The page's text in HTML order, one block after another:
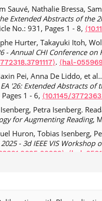
SSRN : Social Science
the Role of
IEEE Transactions of
accuracy tradeoff of
Interaction , 2018, 25 (5),
R Eagan, Eric Lecolinet.
Transactions on
très hauts revenus : des
⟨hal-02287026⟩
Rémi Sharrock, Alain
of Fitts' law does not
Sauvé, Nathalie Bressa,
Extended Abstracts of
No.: 931, Pages 1 - 8,
Hurter, Takayuki Itoh,
- Annual CHI Conference
. ⟨hal-
Pei, Anna De Liddo, et
EA '26: Extended Abstracts
1 - 6, ⟨10.1145/
Petra Isenberg.
for Augmenting Reading,
Huron, Tobias Isenberg,
2025 - 3d IEEE VIS
⟨hal-